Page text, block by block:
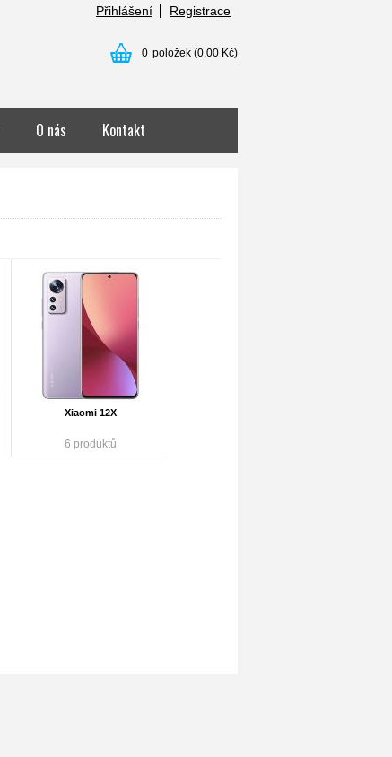
Přihlášení Registrace
0 položek (0,00 Kč)
O nás Kontakt
Xiaomi 12X
6 produktů